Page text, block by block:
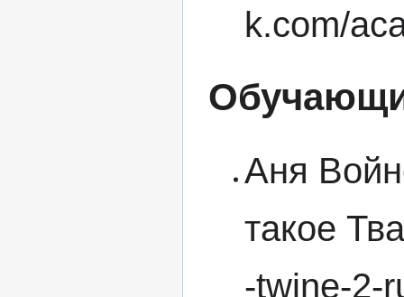
Аня
такое